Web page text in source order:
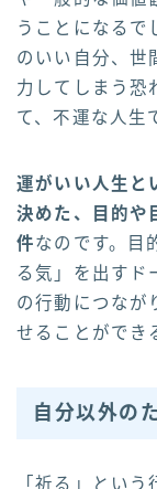
うことになるで
のいい自分、世
力してしまう恐
て、不運な人生
運がいい人生と
決めた、目的や
件なのです。目
る気」を出すド
の行動につなが
せることができ
自分以外の
「祈る」とい